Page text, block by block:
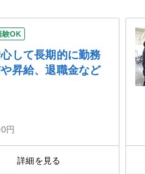
験OK
して長期的に勤務
昇給、退職金など
円
詳細を見る